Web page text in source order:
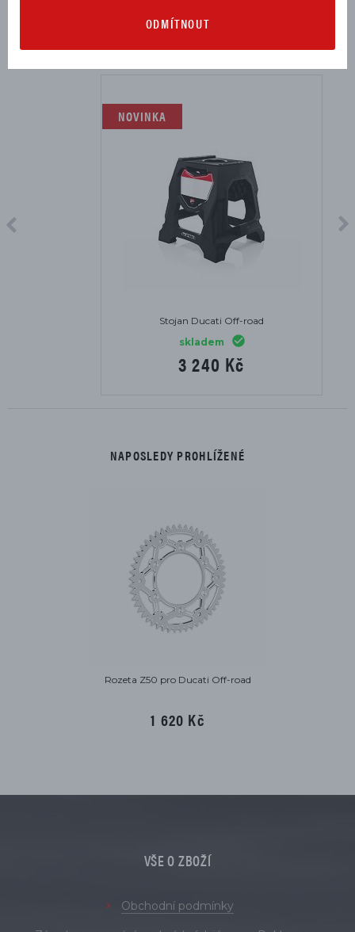
NOVINKA
Stojan Ducati Off-road
skladem
3 240 Kč
NAPOSLEDY PROHLÍŽENÉ
Rozeta Z50 pro Ducati Off-road
1 620 Kč
VŠE O ZBOŽÍ
Obchodní podmínky
ODMÍTNOUT